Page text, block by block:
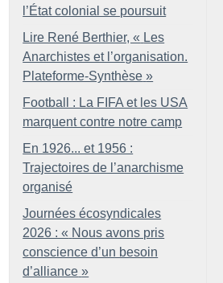
l’État colonial se poursuit
Lire René Berthier, « Les
Anarchistes et l’organisation.
Plateforme-Synthèse »
Football : La FIFA et les USA
marquent contre notre camp
En 1926... et 1956 :
Trajectoires de l’anarchisme
organisé
Journées écosyndicales
2026 : « Nous avons pris
conscience d’un besoin
d’alliance »